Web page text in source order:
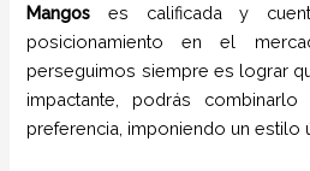
Mangos
es calificada y
posicionamiento en el
perseguimos siempre es lograr
impactante, podrás
preferencia, imponiendo un estilo